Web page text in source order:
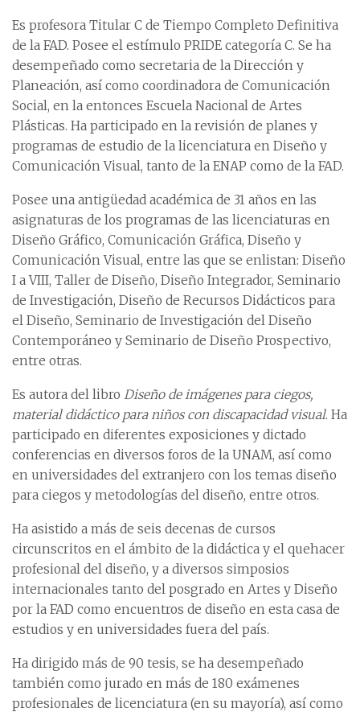
Es profesora Titular C de Tiempo Completo Definitiva
de la FAD. Posee el estímulo PRIDE categoría C. Se ha
desempeñado como secretaria de la Dirección y
Planeación, así como coordinadora de Comunicación
Social, en la entonces Escuela Nacional de Artes
Plásticas. Ha participado en la revisión de planes y
programas de estudio de la licenciatura en Diseño y
Comunicación Visual, tanto de la ENAP como de la FAD.
Posee una antigüedad académica de 31 años en las
asignaturas de los programas de las licenciaturas en
Diseño Gráfico, Comunicación Gráfica, Diseño y
Comunicación Visual, entre las que se enlistan: Diseño
I a VIII, Taller de Diseño, Diseño Integrador, Seminario
de Investigación, Diseño de Recursos Didácticos para
el Diseño, Seminario de Investigación del Diseño
Contemporáneo y Seminario de Diseño Prospectivo,
entre otras.
Es autora del libro Diseño de imágenes para ciegos,
material didáctico para niños con discapacidad visual. Ha
participado en diferentes exposiciones y dictado
conferencias en diversos foros de la UNAM, así como
en universidades del extranjero con los temas diseño
para ciegos y metodologías del diseño, entre otros.
Ha asistido a más de seis decenas de cursos
circunscritos en el ámbito de la didáctica y el quehacer
profesional del diseño, y a diversos simposios
internacionales tanto del posgrado en Artes y Diseño
por la FAD como encuentros de diseño en esta casa de
estudios y en universidades fuera del país.
Ha dirigido más de 90 tesis, se ha desempeñado
también como jurado en más de 180 exámenes
profesionales de licenciatura (en su mayoría), así como